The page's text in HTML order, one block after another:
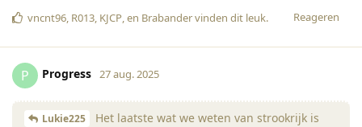
Reageren
vncnt96 R013 KJCP , en Brabandervinden dit leuk.
P Progress 27 aug. 2025
Lukie225
Het laatste wat we weten van strookrijk is